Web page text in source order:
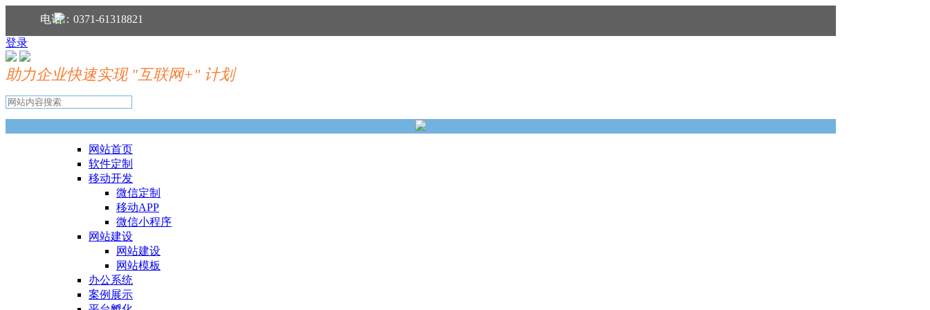
分享到：电话：0371-61318821
登录
助力企业快速实现 "互联网+" 计划
网站首页
软件定制
移动开发
微信定制
移动APP
微信小程序
网站建设
网站建设
网站模板
办公系统
案例展示